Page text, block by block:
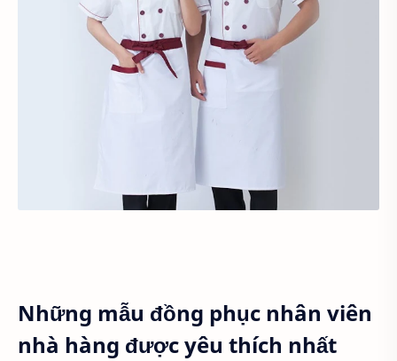
Những mẫu đồng phục nhân viên
nhà hàng được yêu thích nhất